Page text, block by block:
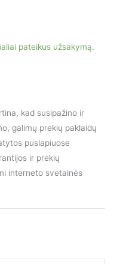
pateikus užsakymą.
kad susipažino ir
galimų prekių paklaidų
puslapiuose
ir prekių
interneto svetainės